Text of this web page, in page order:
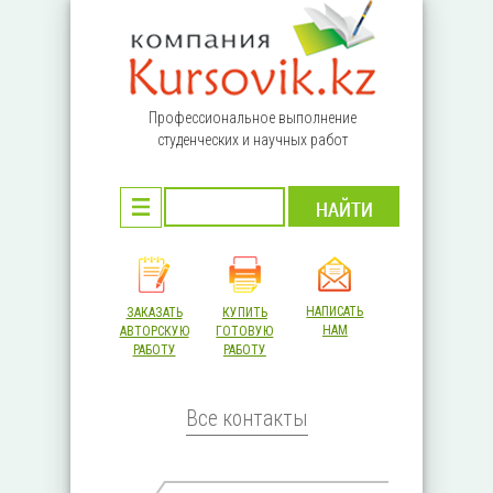
Профессиональное выполнение
студенческих и научных работ
ЗАКАЗАТЬ
АВТОРСКУЮ
РАБОТУ
КУПИТЬ
ГОТОВУЮ
РАБОТУ
НАПИСАТЬ
НАМ
Все контакты